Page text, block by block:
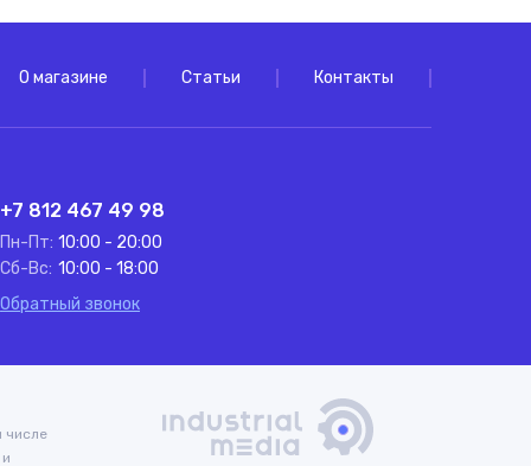
О магазине Статьи Контакты
+7 812 467 49 98
Пн-Пт: 10:00 - 20:00
Сб-Вс: 10:00 - 18:00
Обратный звонок
числе